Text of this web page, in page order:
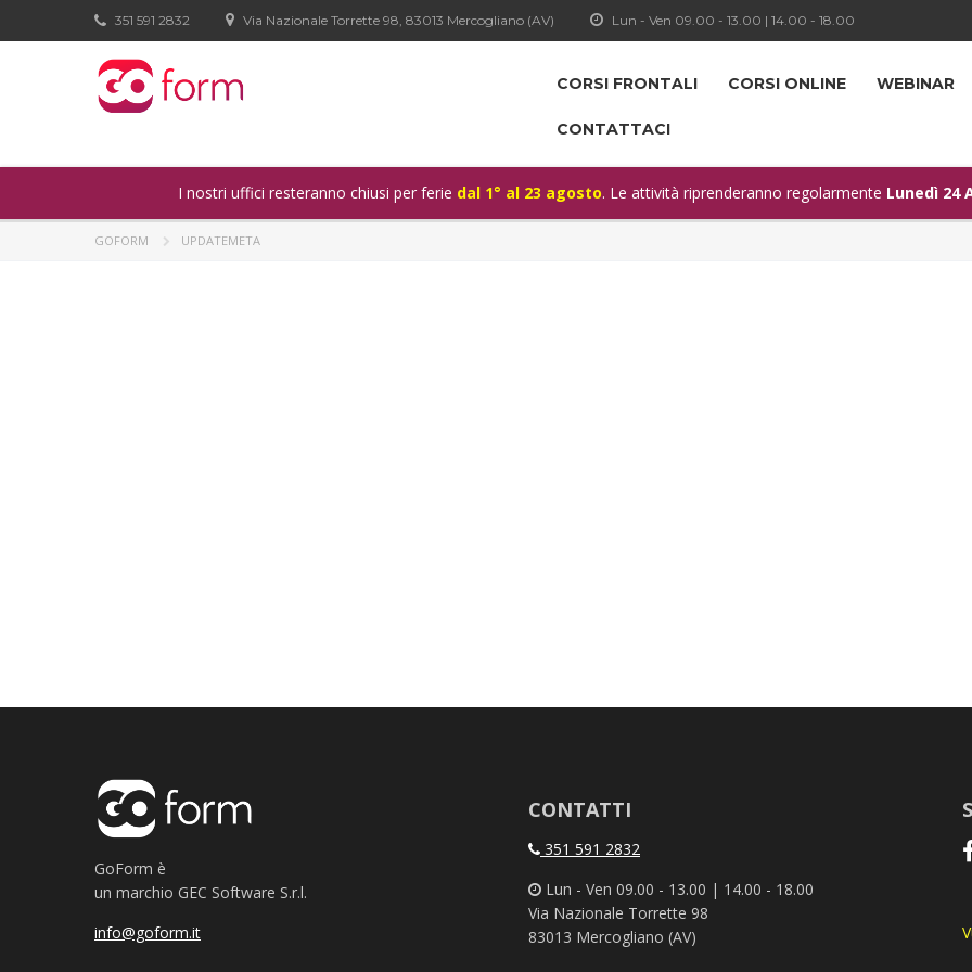
Lun - Ven 09.00 - 13.00 | 14.00 - 18.00
Via Nazionale Torrette 98, 83013 Mercogliano (AV)
351 591 2832
CORSI FRONTALI CORSI ONLINE WEBINAR
CONTATTACI
I nostri uffici resteranno chiusi per ferie dal 1° al 23 agosto. Le attività riprenderanno regolarmente Lunedì 24
GOFORM UPDATEMETA
GoForm è
un marchio GEC Software S.r.l.
info@goform.it
CONTATTI
351 591 2832
Lun - Ven 09.00 - 13.00 | 14.00 - 18.00
Via Nazionale Torrette 98
83013 Mercogliano (AV)